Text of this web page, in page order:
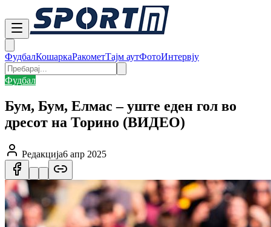
ФудбалКошаркаРакометТајм аутФотоИнтервју
Фудбал
Бум, Бум, Елмас – уште еден гол во
дресот на Торино (ВИДЕО)
Редакција6 апр 2025